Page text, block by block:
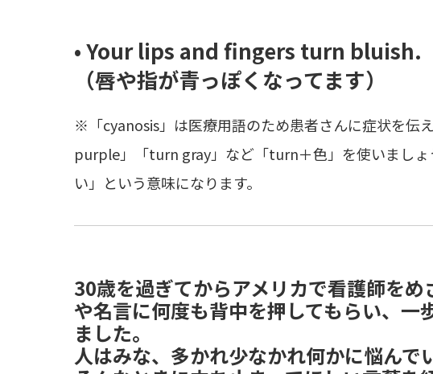
• Your lips and fingers turn bluish.
（唇や指が青っぽくなってます）
※「cyanosis」は医療用語のため患者さんに症状を
purple」「turn gray」など「turn＋色」を使いましょ
い」という意味になります。
30歳を過ぎてからアメリカで看護師を
や名言に何度も背中を押してもらい、一
ました。
人はみな、多かれ少なかれ何かに悩んで